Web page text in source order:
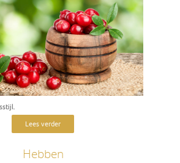
Lees verder
Hebben